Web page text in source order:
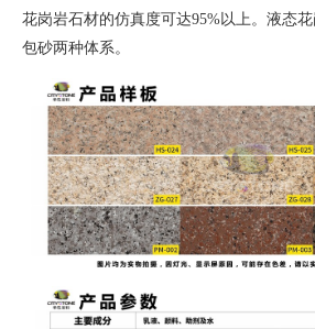
花岗岩石材的仿真度可达95%以上。液态
包砂两种体系。